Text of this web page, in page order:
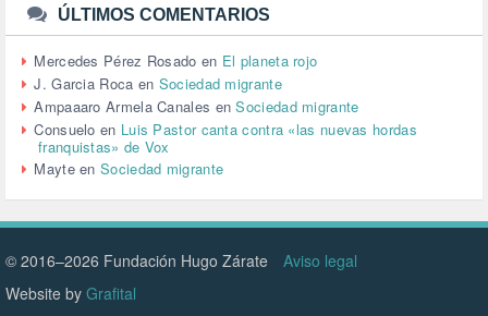
URBANISMO (1)
URBANIZACIÓN (1)
VEJEZ (1)
VENEZUELA (3)
VENEZULA (1)
VIAJES (1)
VIOLENCIA (2)
VIOLENCIA DE GÉNERO (223)
VIVIENDA (9)
VOLODIMIR ZELENSKY (1)
ÚLTIMOS COMENTARIOS
Mercedes Pérez Rosado en El planeta rojo
J. Garcia Roca en Sociedad migrante
Ampaaaro Armela Canales enSociedad migrante
Consuelo en Luis Pastor canta contra «las nuevas hordas
franquistas» de Vox
MayteenSociedad migrante
© 2016–2026 Fundación Hugo Zárate
Aviso legal
Website by Grafital